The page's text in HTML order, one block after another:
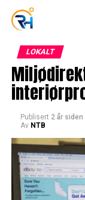
LOKALT
Publisert 2 år siden
Av NTB